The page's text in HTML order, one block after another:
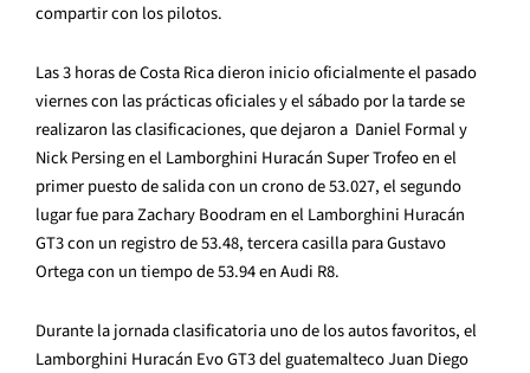
compartir con los pilotos.
Las 3 horas de Costa Rica dieron inicio oficialmente el pasado
viernes con las prácticas oficiales y el sábado por la tarde se
realizaron las clasificaciones, que dejaron a Daniel Formal y
Nick Persing en el Lamborghini Huracán Super Trofeo en el
primer puesto de salida con un crono de 53.027, el segundo
lugar fue para Zachary Boodram en el Lamborghini Huracán
GT3 con un registro de 53.48, tercera casilla para Gustavo
Ortega con un tiempo de 53.94 en Audi R8.
Durante la jornada clasificatoria uno de los autos favoritos, el
Lamborghini Huracán Evo GT3 del guatemalteco Juan Diego